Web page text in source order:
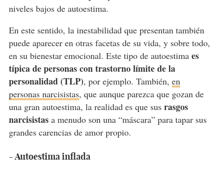
niveles bajos de autoestima.
En este sentido, la inestabilidad que presentan también
puede aparecer en otras facetas de su vida, y sobre todo,
en su bienestar emocional. Este tipo de autoestima es
típica de personas con trastorno límite de la
personalidad (TLP), por ejemplo. También, en
personas narcisistas, que aunque parezca que gozan de
una gran autoestima, la realidad es que sus rasgos
narcisistasa menudo son una “máscara” para tapar sus
grandes carencias de amor propio.
- Autoestima inflada